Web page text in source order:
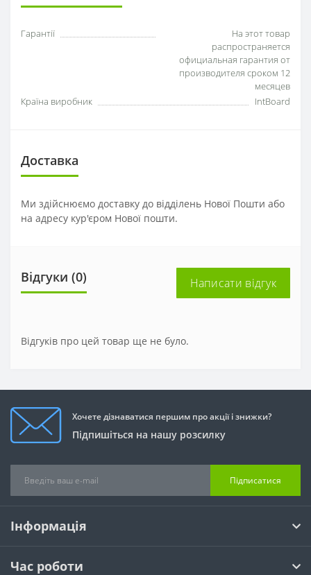
Гарантії
На этот товар
распространяется
официальная гарантия от
производителя сроком 12
месяцев
Країна виробник
IntBoard
Доставка
Ми здійснюємо доставку до відділень Нової Пошти або
на адресу кур'єром Нової пошти.
Відгуки (0) Написати відгук
Відгуків про цей товар ще не було.
Хочете дізнаватися першим про акції і знижки?
Підпишіться на нашу розсилку
Підписатися
Інформація
Час роботи